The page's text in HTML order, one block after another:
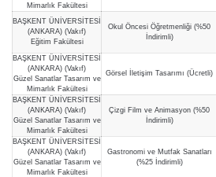
Mimarlık Fakültesi
BAŞKENT ÜNİVERSİTESİ
(ANKARA) (Vakıf)
Eğitim Fakültesi
Okul Öncesi Öğretmenliği (%50
İndirimli)
BAŞKENT ÜNİVERSİTESİ
(ANKARA) (Vakıf)
Güzel Sanatlar Tasarım ve
Mimarlık Fakültesi
Görsel İletişim Tasarımı (Ücretli)
BAŞKENT ÜNİVERSİTESİ
(ANKARA) (Vakıf)
Güzel Sanatlar Tasarım ve
Mimarlık Fakültesi
Çizgi Film ve Animasyon (%50
İndirimli)
BAŞKENT ÜNİVERSİTESİ
(ANKARA) (Vakıf)
Güzel Sanatlar Tasarım ve
Mimarlık Fakültesi
Gastronomi ve Mutfak Sanatları
(%25 İndirimli)